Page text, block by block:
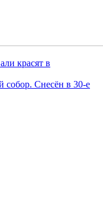
красят в
Cнесён в 30-е